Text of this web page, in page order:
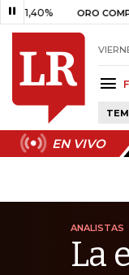
ORO COMPRA
EN VIVO
EN VIVO
ANALISTAS
La